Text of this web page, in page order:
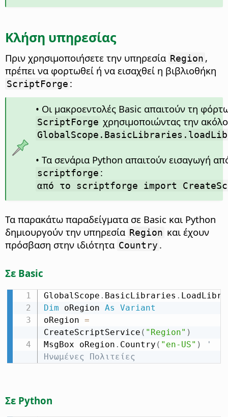
Κλήση υπηρεσίας
Πριν χρησιμοποιήσετε την υπηρεσία Region ,
πρέπει να φορτωθεί ή να εισαχθεί η βιβλιοθήκη
ScriptForge :
• Οι μακροεντολές Basic απαιτούν τη
ScriptForge χρησιμοποιώντας την
• Τα σενάρια Python απαιτούν εισαγωγή
scriptforge :
από το scriptforge import
Τα παρακάτω παραδείγματα σε Basic και Python
δημιουργούν την υπηρεσία Region και έχουν
πρόσβαση στην ιδιότητα Country .
Σε Basic
GlobalScope . BasicLibraries .
Dim oRegion As
Variant
oRegion =
CreateScriptService ( "Region" )
MsgBox oRegion . Country ( "en-US" )
'
Ηνωμένες Πολιτείες
Σε Python